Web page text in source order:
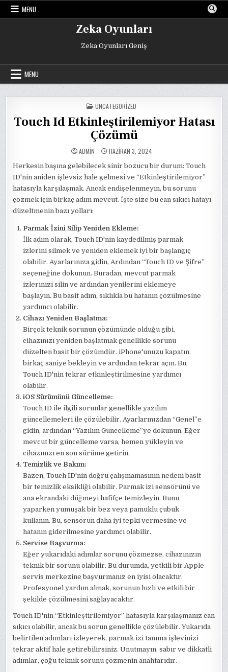
Skip
MENU
Zeka Oyunları
Zeka Oyunları Geniş
MENU
POSTED
IN
UNCATEGORIZED
Touch Id Etkinleştirilemiyor Hatası
Çözümü
ADMIN HAZIRAN 3, 2024
Herkesin başına gelebilecek sinir bozucu bir durum: Touch
ID'nin aniden işlevsiz hale gelmesi ve “Etkinleştirilemiyor”
hatasıyla karşılaşmak. Ancak endişelenmeyin, bu sorunu
çözmek için birkaç adım mevcut. İşte size bu can sıkıcı hatayı
düzeltmenin bazı yolları:
Parmak İzini Silip Yeniden Ekleme:
İlk adım olarak, Touch ID'nin kaydedilmiş parmak
izlerini silmek ve yeniden eklemek iyi bir başlangıç
olabilir. Ayarlarınıza gidin, Ardından “Touch ID ve Şifre”
seçeneğine dokunun. Buradan, mevcut parmak
izlerinizi silin ve ardından yenilerini eklemeye
başlayın. Bu basit adım, sıklıkla bu hatanın çözülmesine
yardımcı olabilir.
Cihazı Yeniden Başlatma:
Birçok teknik sorunun çözümünde olduğu gibi,
cihazınızı yeniden başlatmak genellikle sorunu
düzelten basit bir çözümdür. iPhone'unuzu kapatın,
birkaç saniye bekleyin ve ardından tekrar açın. Bu,
Touch ID'nin tekrar etkinleştirilmesine yardımcı
olabilir.
iOS Sürümünü Güncelleme:
Touch ID ile ilgili sorunlar genellikle yazılım
güncellemeleri ile çözülebilir. Ayarlarınızdan “Genel”e
gidin, ardından “Yazılım Güncelleme”ye dokunun. Eğer
mevcut bir güncelleme varsa, hemen yükleyin ve
cihazınızı en son sürüme getirin.
Temizlik ve Bakım:
Bazen, Touch ID'nin doğru çalışmamasının nedeni basit
bir temizlik eksikliği olabilir. Parmak izi sensörünü ve
ana ekrandaki düğmeyi hafifçe temizleyin. Bunu
yaparken yumuşak bir bez veya pamuklu çubuk
kullanın. Bu, sensörün daha iyi tepki vermesine ve
hatanın giderilmesine yardımcı olabilir.
Servise Başvurma:
Eğer yukarıdaki adımlar sorunu çözmezse, cihazınızın
teknik bir sorunu olabilir. Bu durumda, yetkili bir Apple
servis merkezine başvurmanız en iyisi olacaktır.
Profesyonel yardım almak, sorunun hızlı ve etkili bir
şekilde çözülmesini sağlayacaktır.
Touch ID'nin “Etkinleştirilemiyor” hatasıyla karşılaşmanız can
sıkıcı olabilir, ancak bu sorun genellikle çözülebilir. Yukarıda
belirtilen adımları izleyerek, parmak izi tanıma işlevinizi
tekrar aktif hale getirebilirsiniz. Unutmayın, sabır ve dikkatli
adımlar, çoğu teknik sorunu çözmenin anahtarıdır.